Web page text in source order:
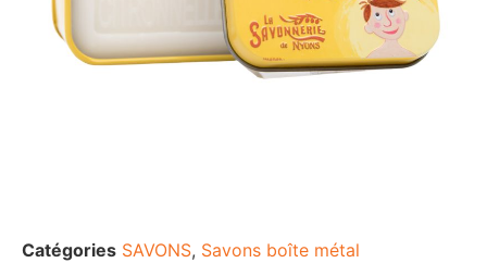
Catégories SAVONS, Savons boîte métal